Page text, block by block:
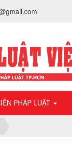
PHÁP LUẬT